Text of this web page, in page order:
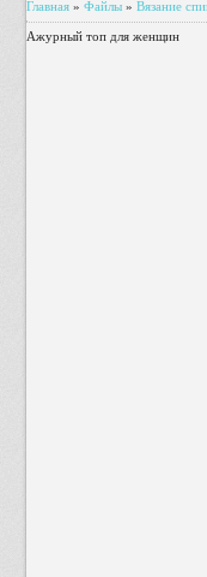
Главная » Файлы » Вязание
Ажурный топ для женщин